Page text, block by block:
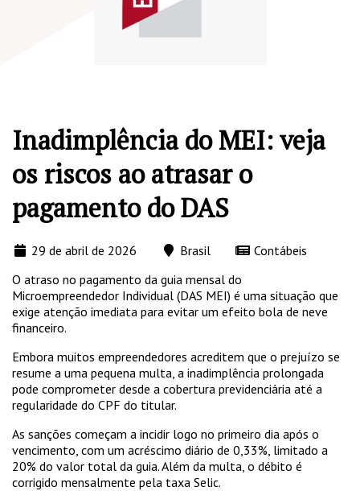
Inadimplência do MEI: veja
os riscos ao atrasar o
pagamento do DAS
29 de abril de 2026 Brasil
Contábeis
O atraso no pagamento da guia mensal do
Microempreendedor Individual (DAS MEI) é uma situação que
exige atenção imediata para evitar um efeito bola de neve
financeiro.
Embora muitos empreendedores acreditem que o prejuízo se
resume a uma pequena multa, a inadimplência prolongada
pode comprometer desde a cobertura previdenciária até a
regularidade do CPF do titular.
As sanções começam a incidir logo no primeiro dia após o
vencimento, com um acréscimo diário de 0,33%, limitado a
20% do valor total da guia. Além da multa, o débito é
corrigido mensalmente pela taxa Selic.